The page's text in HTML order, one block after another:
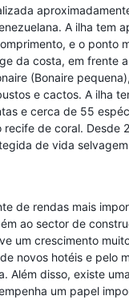
A ilha tem
e o ponto
da costa, em frente
(Bonaire
e cactos. A ilha
e cerca de 55
recife de coral. Desde
de vida
de rendas mais
ao sector de
um crescimento
novos hotéis e pelo
Além disso, existe
um papel